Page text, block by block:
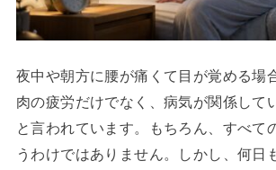
夜中や朝方に腰が痛くて目が覚める場
肉の疲労だけでなく、病気が関係して
と言われています。もちろん、すべて
うわけではありません。しかし、何日